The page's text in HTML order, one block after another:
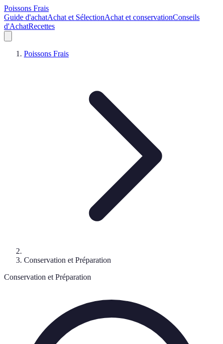
Poissons Frais
Guide d'achatAchat et SélectionAchat et conservationConseils
d'AchatRecettes
Poissons Frais
Conservation et Préparation
Conservation et Préparation